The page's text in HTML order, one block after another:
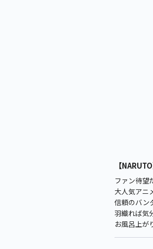
【
ファン待望
大人気アニ
信頼のバン
羽織れば気
お風呂上が